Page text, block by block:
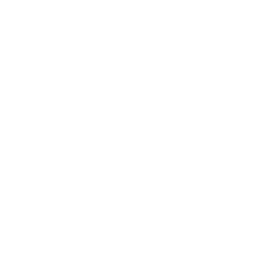
\\ & g'\left( x \right)={{x}^{2}} \\
\\ & g\left( x \right)=\frac{{{x}^{3}}}{3}